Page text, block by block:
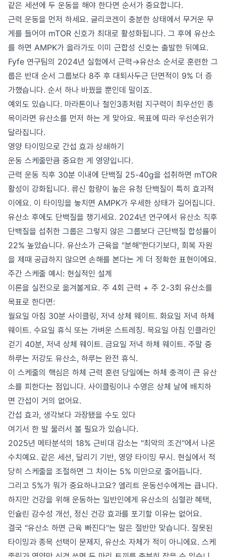
같은 세션에 두 운동을 해야 한다면 순서가 중요합니다.
근력 운동을 먼저 하세요. 글리코겐이 충분한 상태에서 무거운 무
게를 들어야 mTOR 신호가 최대로 활성화됩니다. 그 후에 유산소
를 하면 AMPK가 올라가도 이미 근합성 신호는 출발한 뒤예요.
Fyfe 연구팀의 2024년 실험에서 근력→유산소 순서로 훈련한 그
룹은 반대 순서 그룹보다 8주 후 대퇴사두근 단면적이 9% 더 증
가했습니다. 순서 하나 바꿨을 뿐인데 말이죠.
예외도 있습니다. 마라톤이나 철인3종처럼 지구력이 최우선인 종
목이라면 유산소를 먼저 하는 게 맞아요. 목표에 따라 우선순위가
달라집니다.
영양 타이밍으로 간섭 효과 상쇄하기
운동 스케줄만큼 중요한 게 영양입니다.
근력 운동 직후 30분 이내에 단백질 25-40g을 섭취하면 mTOR
활성이 강화됩니다. 류신 함량이 높은 유청 단백질이 특히 효과적
이에요. 이 타이밍을 놓치면 AMPK가 우세한 상태가 길어집니다.
유산소 후에도 단백질을 챙기세요. 2024년 연구에서 유산소 직후
단백질을 섭취한 그룹은 그렇지 않은 그룹보다 근단백질 합성률이
22% 높았습니다. 유산소가 근육을 "분해"한다기보다, 회복 자원
을 제때 공급하지 않으면 손해를 본다는 게 더 정확한 표현이에요.
주간 스케줄 예시: 현실적인 설계
이론을 실전으로 옮겨볼게요. 주 4회 근력 + 주 2-3회 유산소를
목표로 한다면:
월요일 아침 30분 사이클링, 저녁 상체 웨이트. 화요일 저녁 하체
웨이트. 수요일 휴식 또는 가벼운 스트레칭. 목요일 아침 인클라인
걷기 40분, 저녁 상체 웨이트. 금요일 저녁 하체 웨이트. 주말 중
하루는 저강도 유산소, 하루는 완전 휴식.
이 스케줄의 핵심은 하체 근력 훈련 당일에는 하체 충격이 큰 유산
소를 피한다는 점입니다. 사이클링이나 수영은 상체 날에 배치하
면 간섭이 거의 없어요.
간섭 효과, 생각보다 과장됐을 수도 있다
여기서 한 발 물러서 볼 필요가 있습니다.
2025년 메타분석의 18% 근비대 감소는 "최악의 조건"에서 나온
수치예요. 같은 세션, 달리기 기반, 영양 타이밍 무시. 현실에서 적
당히 스케줄을 조절하면 그 차이는 5% 미만으로 줄어듭니다.
그리고 5%가 뭐가 중요하냐고요? 엘리트 운동선수에게는 큽니다.
하지만 건강을 위해 운동하는 일반인에게 유산소의 심혈관 혜택,
인슐린 감수성 개선, 정신 건강 효과를 포기할 이유는 없어요.
결국 "유산소 하면 근육 빠진다"는 말은 절반만 맞습니다. 잘못된
타이밍과 종목 선택이 문제지, 유산소 자체가 적이 아니에요. 스케